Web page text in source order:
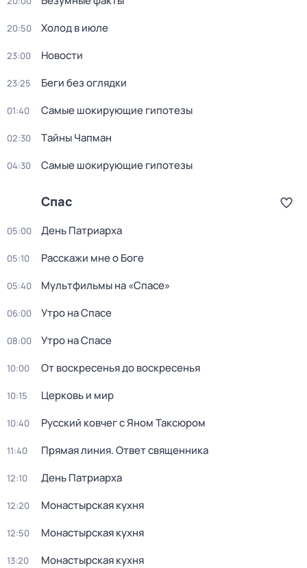
20:50 Холод в июле
23:00 Новости
23:25 Беги без оглядки
01:40 Самые шoкиpующие гипотезы
02:30 Тaйны Чапман
04:30 Самые шoкиpующие гипотезы
Спас
05:00 Дeнь Патриаpха
05:10 Расскажи мне о Боге
05:40 Мультфильмы на «Спасе»
06:00 Утро на Спасе
08:00 Утро на Спасе
10:00 От воскресенья до воскресенья
10:15 Церковь и мир
10:40 Русский ковчег с Яном Таксюром
11:40 Прямая линия. Ответ священника
12:10 Дeнь Патриаpха
12:20 Монастырская кухня
12:50 Монастырская кухня
13:20 Монастырская кухня